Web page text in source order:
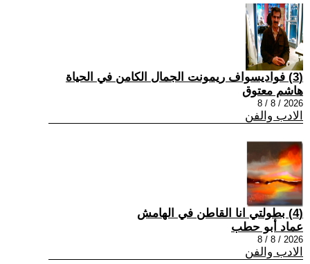
(3) فواديسواف ريمونت الجمال الكامن في الحياة
هاشم معتوق
2026 / 8 / 8
الادب والفن
(4) بطولتي انا القاطن في الهامش
عماد أبو حطب
2026 / 8 / 8
الادب والفن